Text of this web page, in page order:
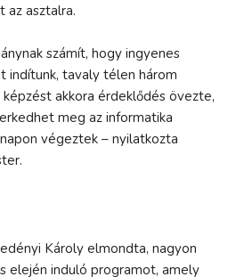
az asztalra.
számít, hogy ingyenes
indítunk, tavaly télen három
akkora érdeklődés övezte,
meg az informatika
végeztek – nyilatkozta
Károly elmondta, nagyon
elején induló programot, amely